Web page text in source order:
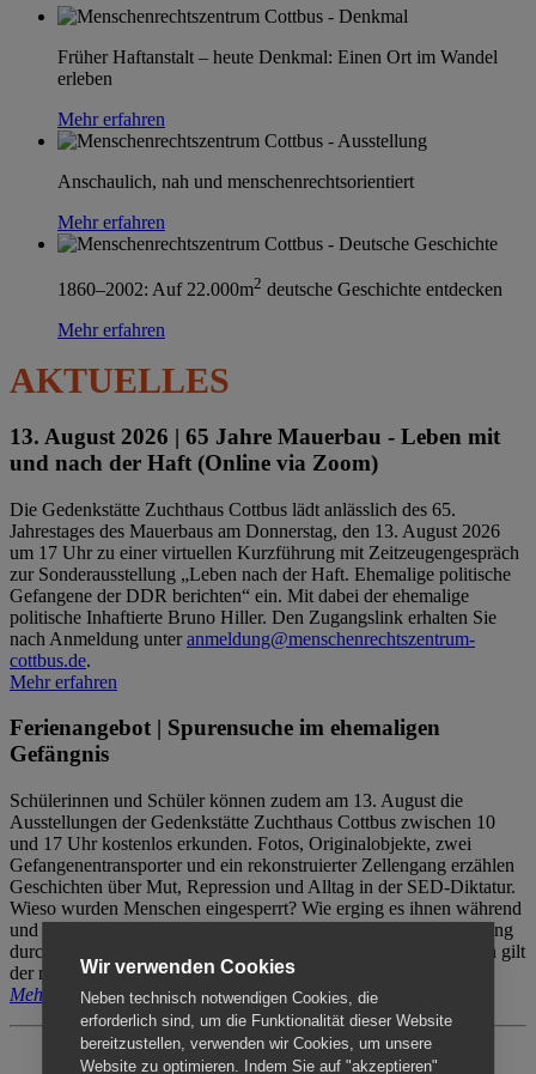
Früher Haftanstalt – heute Denkmal: Einen Ort im Wandel
erleben
Mehr erfahren
Anschaulich, nah und menschenrechtsorientiert
Mehr erfahren
1860–2002: Auf 22.000m2 deutsche Geschichte entdecken
Mehr erfahren
AKTUELLES
13. August 2026 | 65 Jahre Mauerbau - Leben mit
und nach der Haft (Online via Zoom)
Die Gedenkstätte Zuchthaus Cottbus lädt anlässlich des 65.
Jahrestages des Mauerbaus am Donnerstag, den 13. August 2026
um 17 Uhr zu einer virtuellen Kurzführung mit Zeitzeugengespräch
zur Sonderausstellung „Leben nach der Haft. Ehemalige politische
Gefangene der DDR berichten“ ein. Mit dabei der ehemalige
politische Inhaftierte Bruno Hiller. Den Zugangslink erhalten Sie
nach Anmeldung unteranmeldung@menschenrechtszentrum-
cottbus.de.
Mehr erfahren
Ferienangebot | Spurensuche im ehemaligen
Gefängnis
Schülerinnen und Schüler können zudem am 13. August die
Ausstellungen der Gedenkstätte Zuchthaus Cottbus zwischen 10
und 17 Uhr kostenlos erkunden. Fotos, Originalobjekte, zwei
Gefangenentransporter und ein rekonstruierter Zellengang erzählen
Geschichten über Mut, Repression und Alltag in der SED-Diktatur.
Wieso wurden Menschen eingesperrt? Wie erging es ihnen während
und nach der Haft? Der Besuch erfolgt individuell ohne Betreuung
durch das Menschenrechtszentrum Cottbus. Für Begleitpersonen gilt
der reguläre Eintritt (8€ / ermäßigt 5€).
Mehr erfahren
Wir verwenden Cookies
Neben technisch notwendigen Cookies, die
erforderlich sind, um die Funktionalität dieser Website
bereitzustellen, verwenden wir Cookies, um unsere
Website zu optimieren. Indem Sie auf "akzeptieren"